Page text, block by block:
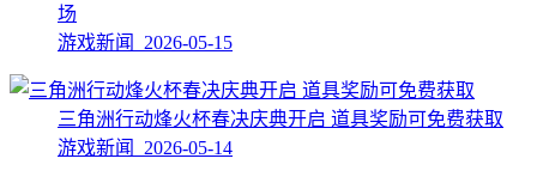
场
游戏新闻 2026-05-15
三角洲行动烽火杯春决庆典开启 道具奖励可免费获取
游戏新闻 2026-05-14